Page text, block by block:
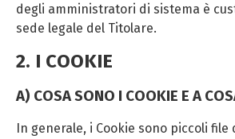
degli amministratori di sistema è
sede legale del Titolare.
2. I COOKIE
A) COSA SONO I COOKIE E A
In generale, i Cookie sono piccoli